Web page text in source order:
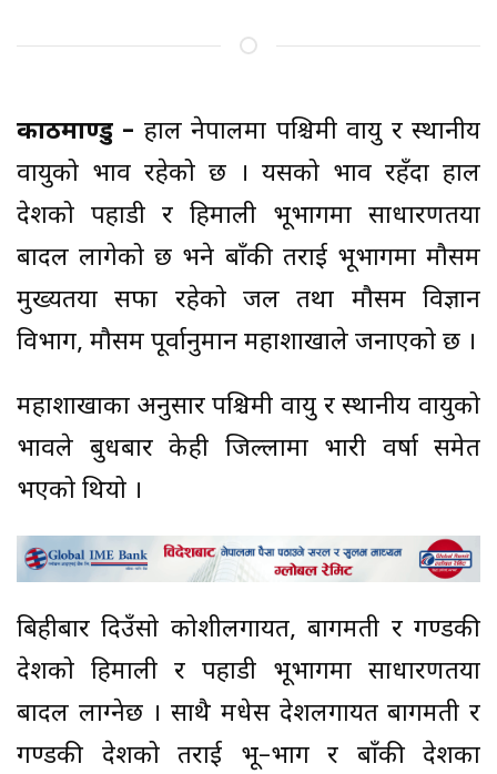
काठमाण्डु – हाल नेपालमा पश्चिमी वायु र स्थानीय
वायुको प्रभाव रहेको छ । यसको प्रभाव रहँदा हाल
देशको पहाडी र हिमाली भूभागमा साधारणतया
बादल लागेको छ भने बाँकी तराई भूभागमा मौसम
मुख्यतया सफा रहेको जल तथा मौसम विज्ञान
विभाग, मौसम पूर्वानुमान महाशाखाले जनाएको छ ।
महाशाखाका अनुसार पश्चिमी वायु र स्थानीय वायुको
प्रभावले बुधबार केही जिल्लामा भारी वर्षा समेत
भएको थियो ।
बिहीबार दिउँसो कोशीलगायत, बागमती र गण्डकी
प्रदेशको हिमाली र पहाडी भूभागमा साधारणतया
बादल लाग्नेछ । साथै मधेस प्रदेशलगायत बागमती र
गण्डकी प्रदेशको तराई भू–भाग र बाँकी प्रदेशका